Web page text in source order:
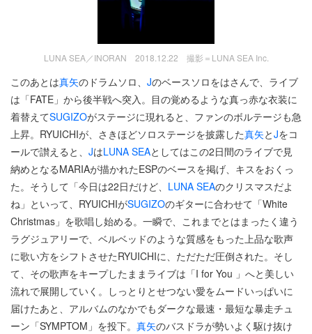
LUNA SEA／INORAN 2018.12.22 撮影＝LUNA SEA Inc.
このあとは真矢のドラムソロ、 Jのベースソロをはさんで、ライブ
は「FATE」から後半戦へ突入。目の覚めるような真っ赤な衣装に
着替えてSUGIZOがステージに現れると、ファンのボルテージも急
上昇。RYUICHIが、さきほどソロステージを披露した真矢とJをコ
ールで讃えると、 JはLUNA SEAとしてはこの2日間のライブで見
納めとなるMARIAが描かれたESPのベースを掲げ、キスをおくっ
た。そうして「今日は22日だけど、 LUNA SEAのクリスマスだよ
ね」といって、RYUICHIがSUGIZOのギターに合わせて「White
Christmas」を歌唱し始める。一瞬で、これまでとはまったく違う
ラグジュアリーで、ベルベッドのような質感をもった上品な歌声
に歌い方をシフトさせたRYUICHIに、ただただ圧倒された。そし
て、その歌声をキープしたままライブは「I for You 」へと美しい
流れで展開していく。しっとりとせつない愛をムードいっぱいに
届けたあと、アルバムのなかでもダークな最速・最短な暴走チュ
ーン「SYMPTOM」を投下。 真矢のバスドラが勢いよく駆け抜け